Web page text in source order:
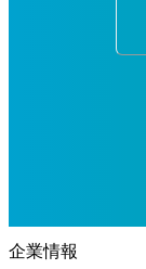
企業情報